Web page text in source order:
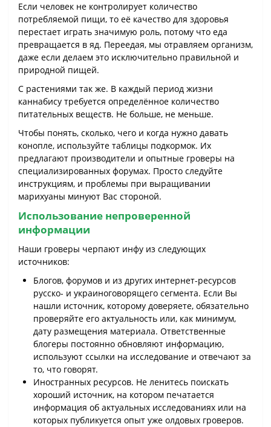
Если человек не контролирует количество
потребляемой пищи, то её качество для здоровья
перестает играть значимую роль, потому что еда
превращается в яд. Переедая, мы отравляем организм,
даже если делаем это исключительно правильной и
природной пищей.
С растениями так же. В каждый период жизни
каннабису требуется определённое количество
питательных веществ. Не больше, не меньше.
Чтобы понять, сколько, чего и когда нужно давать
конопле, используйте таблицы подкормок. Их
предлагают производители и опытные гроверы на
специализированных форумах. Просто следуйте
инструкциям, и проблемы при выращивании
марихуаны минуют Вас стороной.
Использование непроверенной
информации
Наши гроверы черпают инфу из следующих
источников:
Блогов, форумов и из других интернет-ресурсов
русско- и украиноговорящего сегмента. Если Вы
нашли источник, которому доверяете, обязательно
проверяйте его актуальность или, как минимум,
дату размещения материала. Ответственные
блогеры постоянно обновляют информацию,
используют ссылки на исследование и отвечают за
то, что говорят.
Иностранных ресурсов. Не ленитесь поискать
хороший источник, на котором печатается
информация об актуальных исследованиях или на
которых публикуется опыт уже олдовых гроверов.